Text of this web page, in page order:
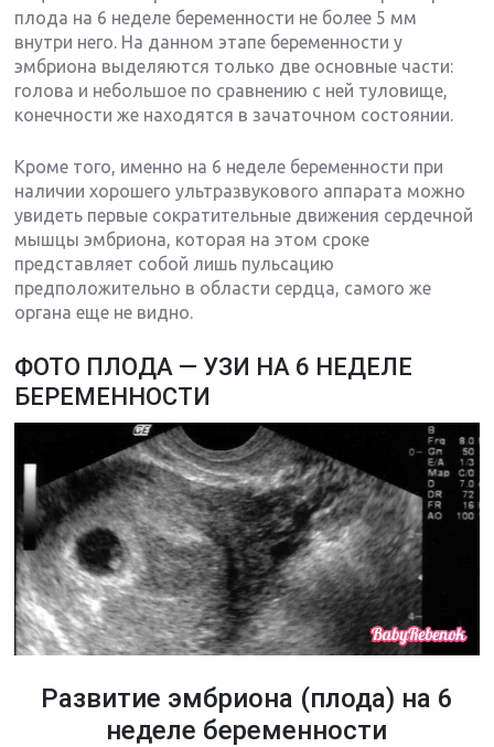
плода на 6 неделе беременности не более 5 мм
внутри него. На данном этапе беременности у
эмбриона выделяются только две основные части:
голова и небольшое по сравнению с ней туловище,
конечности же находятся в зачаточном состоянии.
Кроме того, именно на 6 неделе беременности при
наличии хорошего ультразвукового аппарата можно
увидеть первые сократительные движения сердечной
мышцы эмбриона, которая на этом сроке
представляет собой лишь пульсацию
предположительно в области сердца, самого же
органа еще не видно.
ФОТО ПЛОДА — УЗИ НА 6 НЕДЕЛЕ
БЕРЕМЕННОСТИ
Развитие эмбриона (плода) на 6
неделе беременности